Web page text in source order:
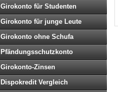
Girokonto für Studenten
Girokonto für junge Leute
Girokonto ohne Schufa
Pfändungsschutzkonto
Girokonto-Zinsen
Dispokredit Vergleich